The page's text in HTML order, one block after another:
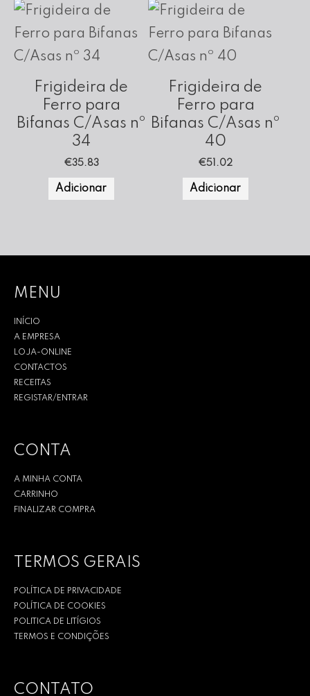
Frigideira de
Ferro para
Bifanas C/Asas nº
34
€35.83
Adicionar
Frigideira de
Ferro para
Bifanas C/Asas nº
40
€51.02
Adicionar
MENU
INÍCIO
A EMPRESA
LOJA-ONLINE
CONTACTOS
RECEITAS
REGISTAR/ENTRAR
CONTA
A MINHA CONTA
CARRINHO
FINALIZAR COMPRA
TERMOS GERAIS
POLÍTICA DE PRIVACIDADE
POLÍTICA DE COOKIES
POLITICA DE LITÍGIOS
TERMOS E CONDIÇÕES
CONTATO